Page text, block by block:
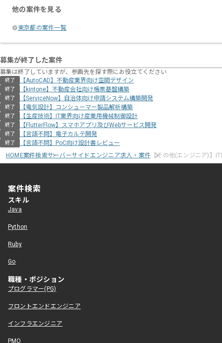
他の案件を見る
東京都の案件一覧
募集が終了した案件
募集は終了していますが、参画先を探す際にお役立てください
終了 【AutoCAD】不動産業界向け空間デザイン
終了 【kintone】不動産会社向け帳票基盤構築
終了 【ServiceNow】自治体向け申請システム構築開発
終了 【電気設計】コンシューマー製品解析構築
終了 【生産技術】IT業界向け産業用機械制御設計
終了 【FlutterFlow】スマホアプリ及びWebサービス開発
終了 【言語不問】電子カルテ開発
終了
【言語不問】PoC向け設計書レビュー
HOME案件検索サーバーサイドエンジニア求人・案件 【その他(エンジニア)】
案件検索
スキル
Java
Python
Ruby
Go
職種・ポジション
プログラマー(PG)
フロントエンドエンジニア
インフラエンジニア
PMO